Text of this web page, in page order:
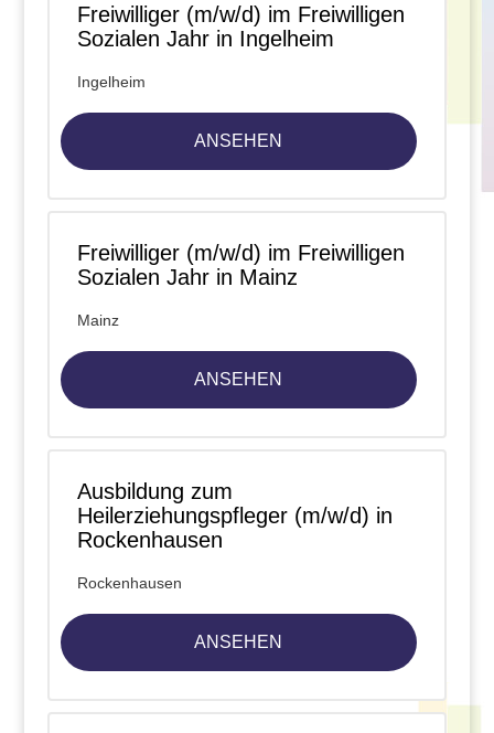
Freiwilliger (m/w/d) im Freiwilligen
Sozialen Jahr in Ingelheim
Ingelheim
ANSEHEN
Freiwilliger (m/w/d) im Freiwilligen
Sozialen Jahr in Mainz
Mainz
ANSEHEN
Ausbildung zum
Heilerziehungspfleger (m/w/d) in
Rockenhausen
Rockenhausen
ANSEHEN